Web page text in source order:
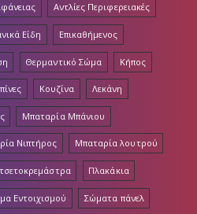
Αντλίες Περιφερειακές
Είδη Επικαθήμενος
Θερμαντικό Σώμα Κήπος
Κουζίνα Λεκάνη
Μπαταρία Μπάνιου
Νιπτήρος Μπαταρία λουτρού
Πλακάκια
Εντοιχισμού Σώματα πάνελ